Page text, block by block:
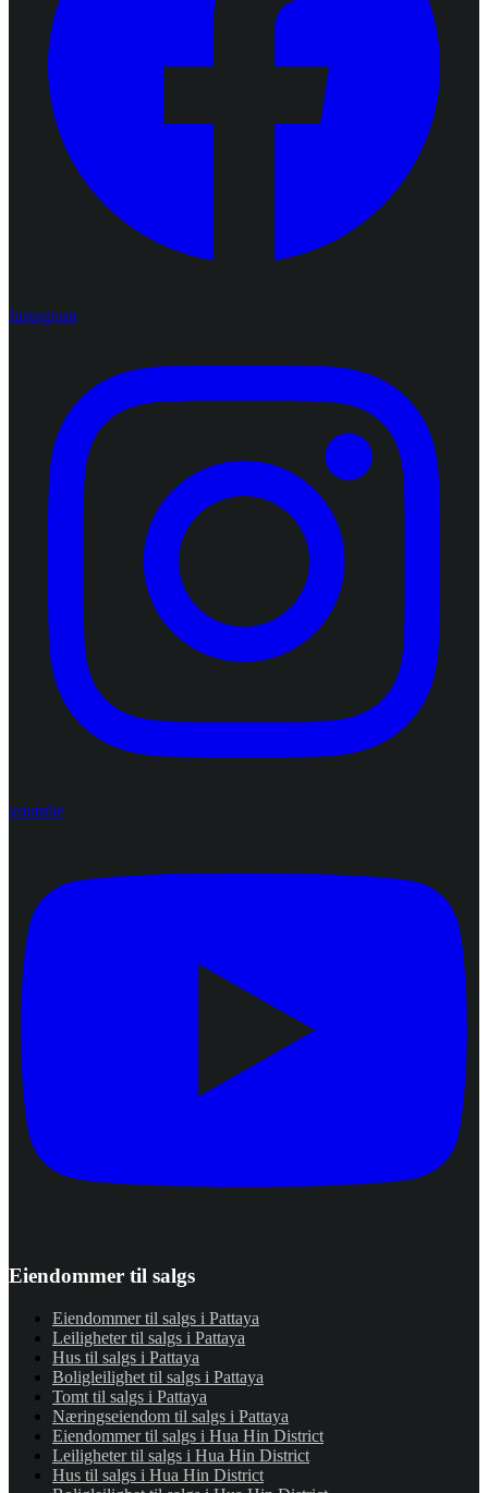
Instagram
youtube
Eiendommer til salgs
Eiendommer til salgs i Pattaya
Leiligheter til salgs i Pattaya
Hus til salgs i Pattaya
Boligleilighet til salgs i Pattaya
Tomt til salgs i Pattaya
Næringseiendom til salgs i Pattaya
Eiendommer til salgs i Hua Hin District
Leiligheter til salgs i Hua Hin District
Hus til salgs i Hua Hin District